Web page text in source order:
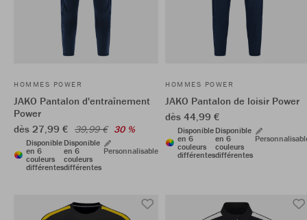
HOMMES POWER
JAKO Pantalon d'entraînement
Power
dès 27,99 € 39,99 € 30 %
Disponible
en 6
couleurs
différentes
Disponible
en 6
couleurs
différentes
Personnalisable
HOMMES POWER
JAKO Pantalon de loisir Power
dès 44,99 €
Disponible
en 6
couleurs
différentes
Disponible
en 6
couleurs
différentes